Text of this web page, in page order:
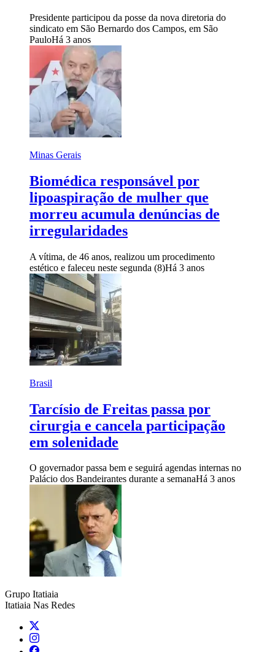
Presidente participou da posse da nova diretoria do
sindicato em São Bernardo dos Campos, em São
PauloHá 3 anos
Minas Gerais
Biomédica responsável por
lipoaspiração de mulher que
morreu acumula denúncias de
irregularidades
A vítima, de 46 anos, realizou um procedimento
estético e faleceu neste segunda (8)Há 3 anos
Brasil
Tarcísio de Freitas passa por
cirurgia e cancela participação
em solenidade
O governador passa bem e seguirá agendas internas no
Palácio dos Bandeirantes durante a semanaHá 3 anos
Grupo Itatiaia
Itatiaia Nas Redes